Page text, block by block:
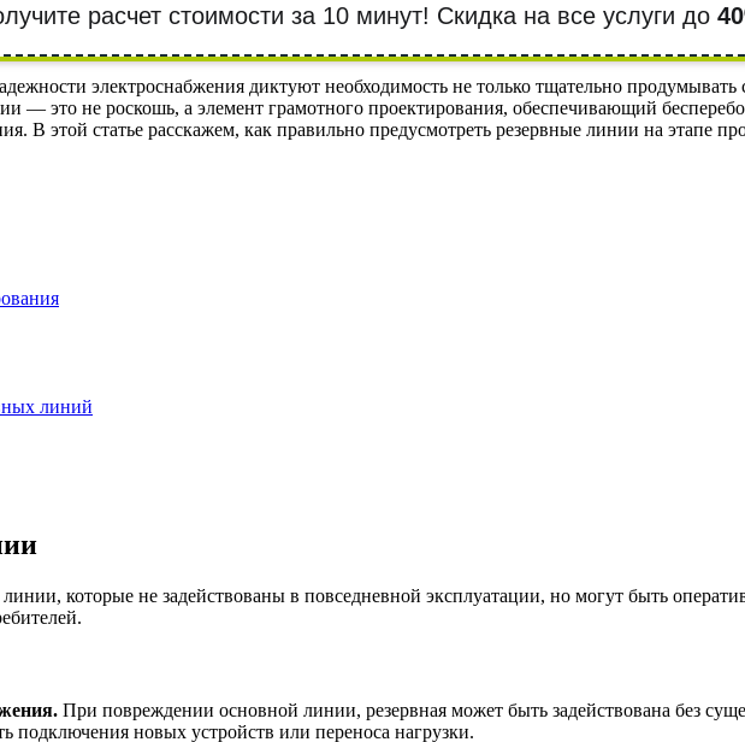
расчет стоимости за 10 минут! Cкидка на все услуги до
электроснабжения диктуют необходимость не только тщательно
— это не роскошь, а элемент грамотного проектирования, обеспечивающий
В этой статье расскажем, как правильно предусмотреть резервные линии на этапе
линий
которые не задействованы в повседневной эксплуатации, но могут быть
При повреждении основной линии, резервная может быть задействована без
подключения новых устройств или переноса нагрузки.